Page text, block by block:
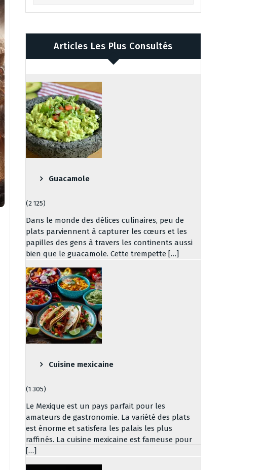
Articles Les Plus Consultés
Guacamole
(2 125)
Dans le monde des délices culinaires, peu de
plats parviennent à capturer les cœurs et les
papilles des gens à travers les continents aussi
bien que le guacamole. Cette trempette […]
Cuisine mexicaine
(1 305)
Le Mexique est un pays parfait pour les
amateurs de gastronomie. La variété des plats
est énorme et satisfera les palais les plus
raffinés. La cuisine mexicaine est fameuse pour
[…]